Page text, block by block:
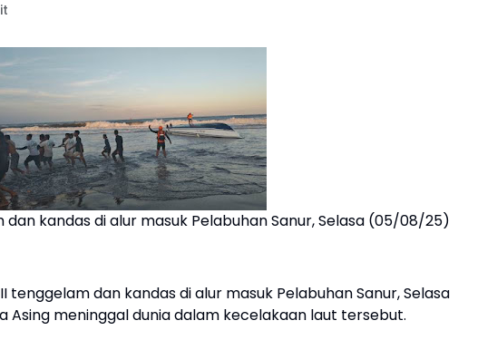
kandas di alur masuk Pelabuhan Sanur, Selasa (05/08/25)
tenggelam dan kandas di alur masuk Pelabuhan Sanur, Selasa
meninggal dunia dalam kecelakaan laut tersebut.